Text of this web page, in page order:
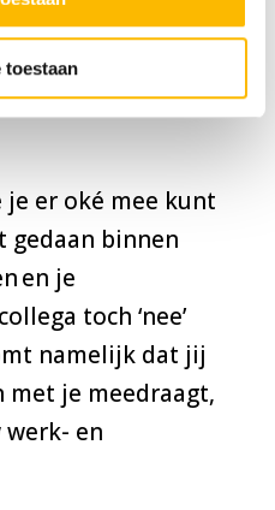
toestaan
zodat
van jouw
hoeft te gaan
je er oké mee kunt
gedaan binnen
en je
toch ‘nee’
namelijk dat jij
met je meedraagt,
en